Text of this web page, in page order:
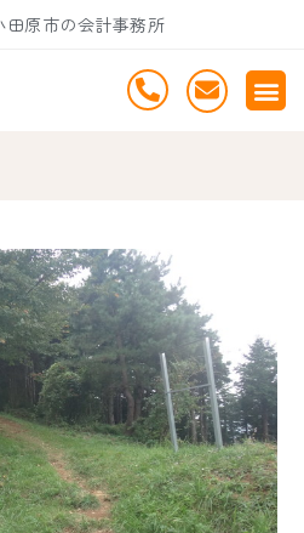
田原市の会計事務所